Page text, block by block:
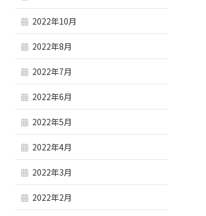
2022年10月
2022年8月
2022年7月
2022年6月
2022年5月
2022年4月
2022年3月
2022年2月